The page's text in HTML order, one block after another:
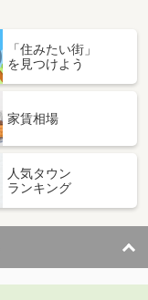
「住みたい街」
を見つけよう
家賃相場
人気タウン
ランキング